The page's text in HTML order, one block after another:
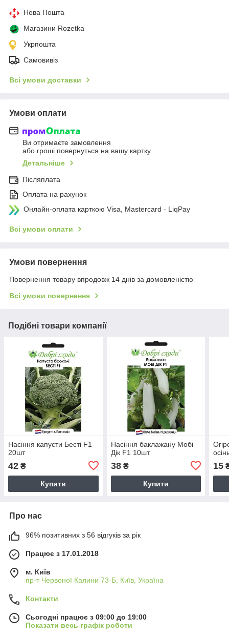
Нова Пошта
Магазини Rozetka
Укрпошта
Самовивіз
Всі умови доставки
Умови оплати
Ви отримаєте замовлення
або гроші повернуться на вашу картку
Детальніше
Післяплата
Оплата на рахунок
Онлайн-оплата карткою Visa, Mastercard - LiqPay
Всі умови оплати
Умови повернення
Повернення товару впродовж 14 днів за домовленістю
Всі умови повернення
Подібні товари компанії
Насіння капусти Бесті F1
20шт
42 ₴
Купити
Насіння баклажану Мобі
Дік F1 10шт
38₴
Купити
15
Про нас
96% позитивних з 56 відгуків за рік
Працює з 17.01.2018
м. Київ
пр-т Червоної Калини 73-Б, Київ, Україна
Контакти
Сьогодні працює з 09:00 до 19:00
Показати весь графік роботи